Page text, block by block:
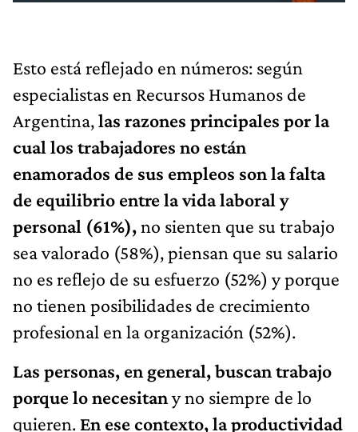
Esto está reflejado en números: según
especialistas en Recursos Humanos de
Argentina,las razones principales por la
cual los trabajadores no están
enamorados de sus empleos son la falta
de equilibrio entre la vida laboral y
personal (61%),no sienten que su trabajo
sea valorado (58%), piensan que su salario
no es reflejo de su esfuerzo (52%) y porque
no tienen posibilidades de crecimiento
profesional en la organización (52%).
Las personas, en general, buscan trabajo
porque lo necesitany no siempre de lo
quieren. En ese contexto, la productividad